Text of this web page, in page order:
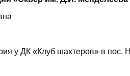
у ДК «Клуб шахтеров» в пос.